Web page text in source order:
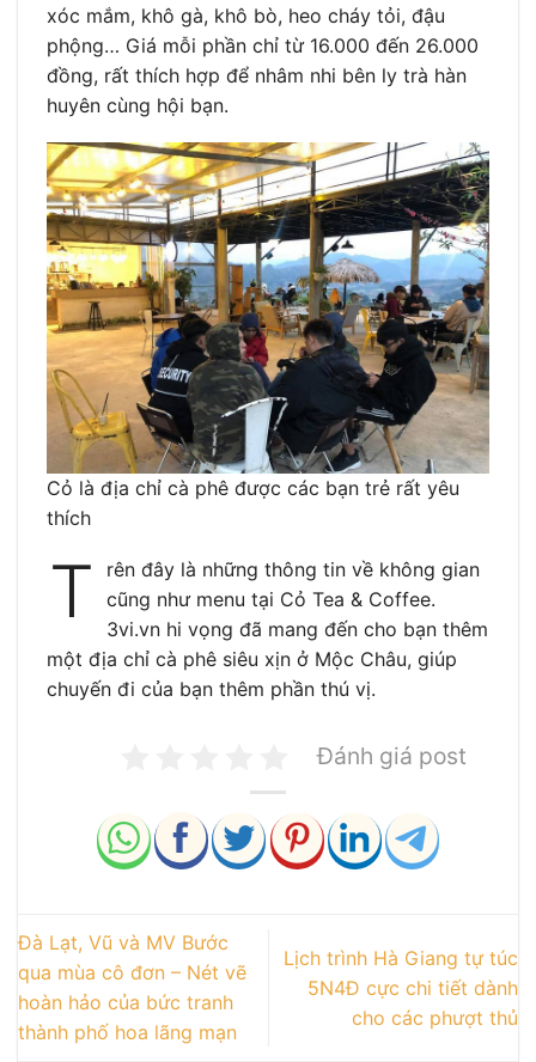
xóc mắm, khô gà, khô bò, heo cháy tỏi, đậu
phộng… Giá mỗi phần chỉ từ 16.000 đến 26.000
đồng, rất thích hợp để nhâm nhi bên ly trà hàn
huyên cùng hội bạn.
Cỏ là địa chỉ cà phê được các bạn trẻ rất yêu
thích
T
rên đây là những thông tin về không gian
cũng như menu tại Cỏ Tea & Coffee.
3vi.vn hi vọng đã mang đến cho bạn thêm
một địa chỉ cà phê siêu xịn ở Mộc Châu, giúp
chuyến đi của bạn thêm phần thú vị.
Đánh giá post
Đà Lạt, Vũ và MV Bước
qua mùa cô đơn – Nét vẽ
hoàn hảo của bức tranh
thành phố hoa lãng mạn
Lịch trình Hà Giang tự túc
5N4Đ cực chi tiết dành
cho các phượt thủ